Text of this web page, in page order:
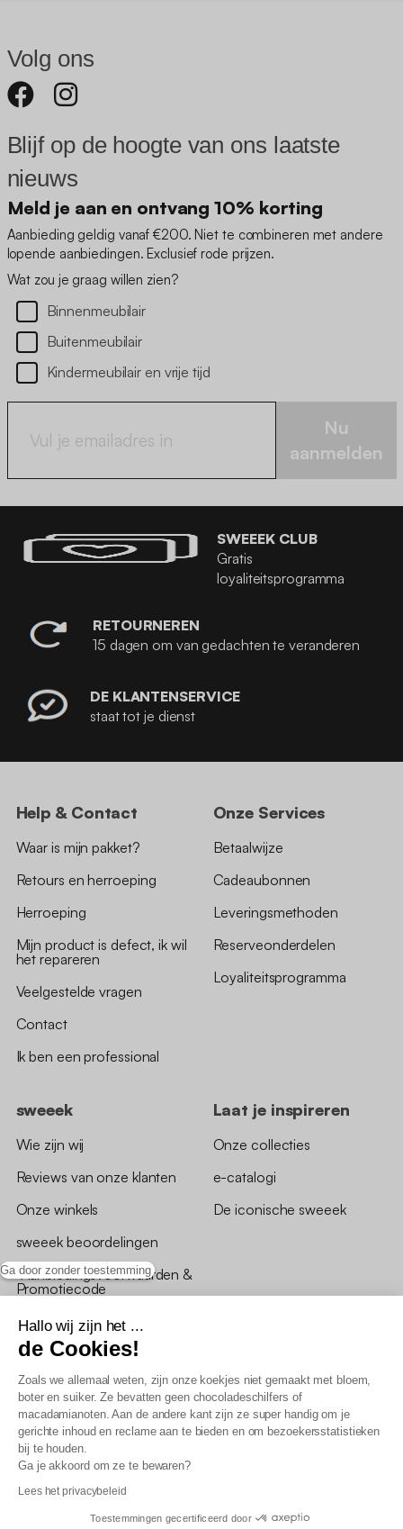
Ga door zonder toestemming
Hallo wij zijn het ...
de Cookies!
Zoals we allemaal weten, zijn onze koekjes niet gemaakt met bloem,
boter en suiker. Ze bevatten geen chocoladeschilfers of
macadamianoten. Aan de andere kant zijn ze super handig om je
gerichte inhoud en reclame aan te bieden en om bezoekersstatistieken
bij te houden.
Ga je akkoord om ze te bewaren?
Lees het privacybeleid
Toestemmingen gecertificeerd door
Volg ons
Blijf op de hoogte van ons laatste
nieuws
Meld je aan en ontvang 10% korting
Aanbieding geldig vanaf €200. Niet te combineren met andere
lopende aanbiedingen. Exclusief rode prijzen.
Wat zou je graag willen zien?
Binnenmeubilair
Buitenmeubilair
Kindermeubilair en vrije tijd
Nu
aanmelden
SWEEEK CLUB
Gratis
loyaliteitsprogramma
RETOURNEREN
15 dagen om van gedachten te veranderen
DE KLANTENSERVICE
staat tot je dienst
Help & Contact
Waar is mijn pakket?
Retours en herroeping
Herroeping
Mijn product is defect, ik wil
het repareren
Veelgestelde vragen
Contact
Ik ben een professional
Onze Services
Betaalwijze
Cadeaubonnen
Leveringsmethoden
Reserveonderdelen
Loyaliteitsprogramma
sweeek
Wie zijn wij
Reviews van onze klanten
Onze winkels
sweeek beoordelingen
*Aanbiedingsvoorwaarden &
Promotiecode
Laat je inspireren
Onze collecties
e-catalogi
De iconische sweeek
Algemene verkoopsvoorwaarden
AV loyaliteitsprogramma
Beleid persoonsgegevens
Verklaring inzake toegankelijkheid